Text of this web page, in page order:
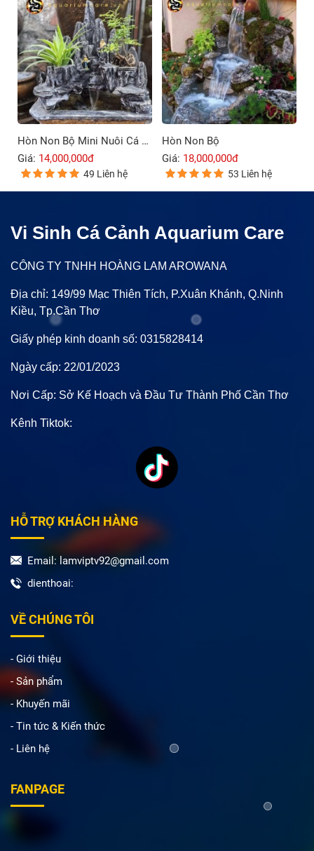
Hòn Non Bộ Mini Nuôi Cá Ngoài Trời
Giá: 14,000,000đ
49 Liên hệ
Hòn Non Bộ
Giá: 18,000,000đ
53 Liên hệ
Vi Sinh Cá Cảnh Aquarium Care
CÔNG TY TNHH HOÀNG LAM AROWANA
Địa chỉ: 149/99 Mạc Thiên Tích, P.Xuân Khánh, Q.Ninh
Kiều, Tp.Cần Thơ
Giấy phép kinh doanh số: 0315828414
Ngày cấp: 22/01/2023
Nơi Cấp: Sở Kế Hoạch và Đầu Tư Thành Phố Cần Thơ
Kênh Tiktok:
HỖ TRỢ KHÁCH HÀNG
Email: lamviptv92@gmail.com
dienthoai:
VỀ CHÚNG TÔI
- Giới thiệu
- Sản phẩm
- Khuyến mãi
- Tin tức & Kiến thức
- Liên hệ
FANPAGE